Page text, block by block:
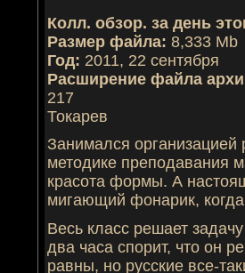
Колл. обзор. за день
Размер файла: 8,333 Mb
Год: 2011, 22 сентября
Расширение файла
217
Токарев
Занимался
методике преподавания
красота формы. А
мигающий фонарик,
Весь класс решает
два часа спорит, что он
равны, но русские все-